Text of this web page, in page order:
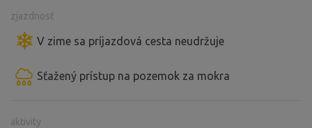
zjazdnosť
V zime sa príjazdová cesta neudržuje
Sťažený prístup na pozemok za mokra
aktivity